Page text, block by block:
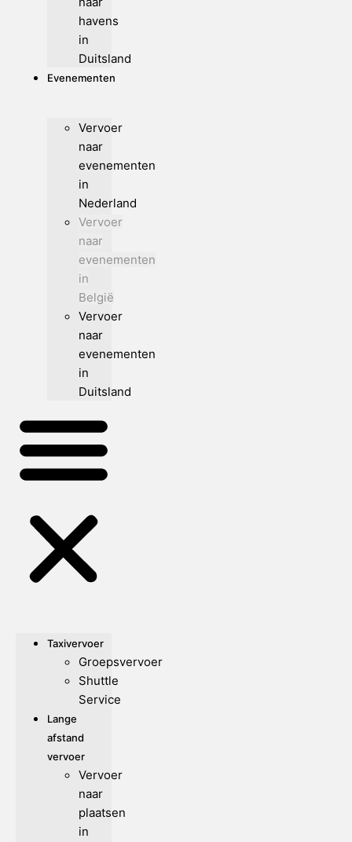
havens
in
Duitsland
Evenementen
Vervoer
naar
evenementen
in
Nederland
Vervoer
naar
evenementen
in
België
Vervoer
naar
evenementen
in
Duitsland
Taxivervoer
Groepsvervoer
Shuttle
Service
Lange
afstand
vervoer
Vervoer
naar
plaatsen
in